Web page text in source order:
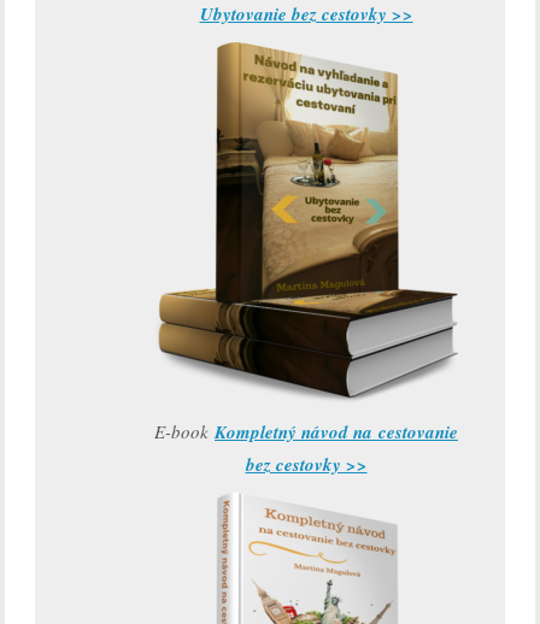
Ubytovanie bez cestovky >>
E-bookKompletný návod na cestovanie
bez cestovky >>